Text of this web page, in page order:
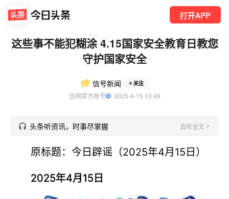
打开APP
这些事不能犯糊涂 4.15国家安全教育日教您
守护国家安全
信号新闻 关注
信网官方账号
  2025-4-15 13:49
头条听资讯，时事尽掌握 去听全文
原标题：今日辟谣（2025年4月15日）
2025年4月15日